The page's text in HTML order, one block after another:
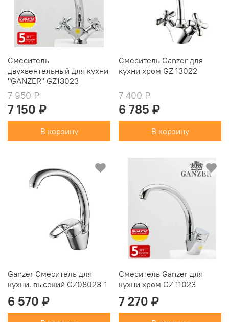
Смеситель
двухвентельный для кухни
"GANZER" GZ13023
7 950 ₽
7 150 ₽
В корзину
Смеситель Ganzer для
кухни хром GZ 13022
7 400 ₽
6 785 ₽
В корзину
Ganzer Смеситель для
кухни, высокий GZ08023-1
6 570 ₽
Смеситель Ganzer для
кухни хром GZ 11023
7 270 ₽